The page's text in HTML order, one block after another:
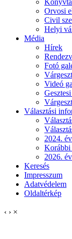
Orvosi
Civil
Helyi
Média
Hírek
Fotó
Videó
Választási
2024.
Korábbi
2026.
Keresés
Impresszum
Adatvédelem
Oldaltérkép
‹ › ×